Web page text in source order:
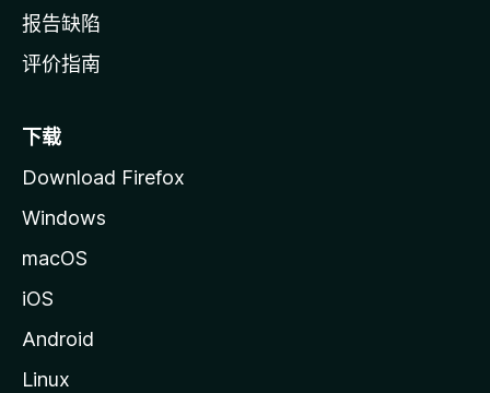
报告缺陷
评价指南
下载
Download Firefox
Windows
macOS
iOS
Android
Linux